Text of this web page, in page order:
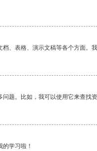
、表格、演示文稿等各个方面。
题。比如，我可以使用它来查找
学习啦！